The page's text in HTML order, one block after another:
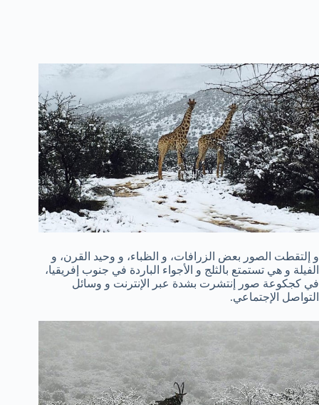
و إلتقطت الصور بعض الزرافات، و الظباء، و وحيد القرن، و
الفيلة و هي تستمتع بالثلج و الأجواء الباردة في جنوب إفريقيا،
في كجكوعة صور إنتشرت بشدة عبر الإنترنت و وسائل
التواصل الإجتماعي.